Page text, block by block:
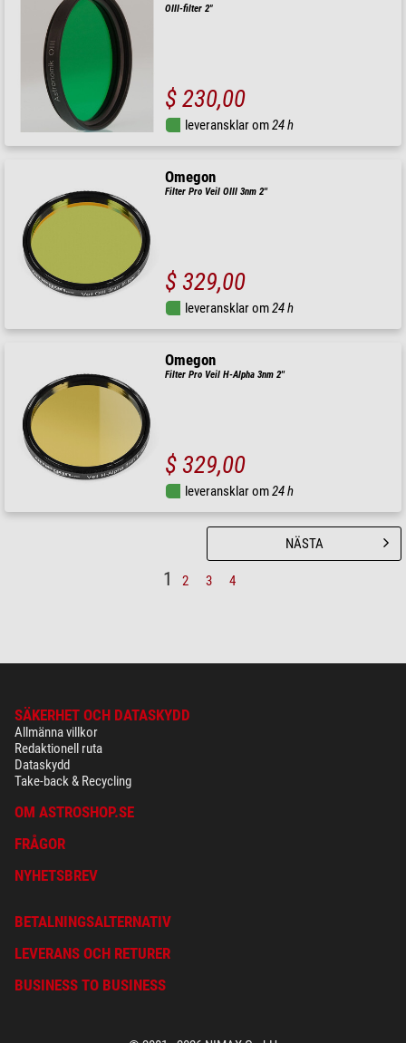
OIII-filter 2"
$ 230,00
leveransklar om24 h
Omegon
Filter Pro Veil OIII 3nm 2''
$ 329,00
leveransklar om24 h
Omegon
Filter Pro Veil H-Alpha 3nm 2''
$ 329,00
leveransklar om24 h
1 2 3 4
NÄSTA
SÄKERHET OCH DATASKYDD
Allmänna villkor
Redaktionell ruta
Dataskydd
Take-back & Recycling
OM ASTROSHOP.SE
FRÅGOR
NYHETSBREV
BETALNINGSALTERNATIV
LEVERANS OCH RETURER
BUSINESS TO BUSINESS